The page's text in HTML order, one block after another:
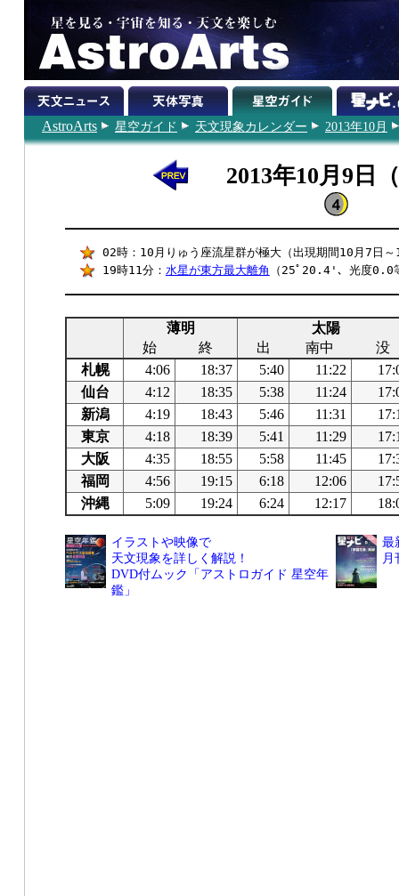
AstroArts 星空ガイド 天文現象カレンダー 2013年10月
2013年10月9日
02時：10月りゅう座流星群が極大（出現期間10月7日
19時11分： 水星が東方最大離角 （25ﾟ20.4'、光度0.0
薄明
太陽
始
終 出 南中
没
札幌
4:06 18:37 5:40 11:22
仙台
4:12 18:35 5:38 11:24
新潟
4:19 18:43 5:46 11:31
東京
4:18 18:39 5:41 11:29
大阪
4:35 18:55 5:58 11:45
福岡
4:56 19:15 6:18 12:06
沖縄
5:09 19:24 6:24 12:17
イラストや映像で
天文現象を詳しく解説！
DVD付ムック「アストロガイド 星空年
鑑」
最
月